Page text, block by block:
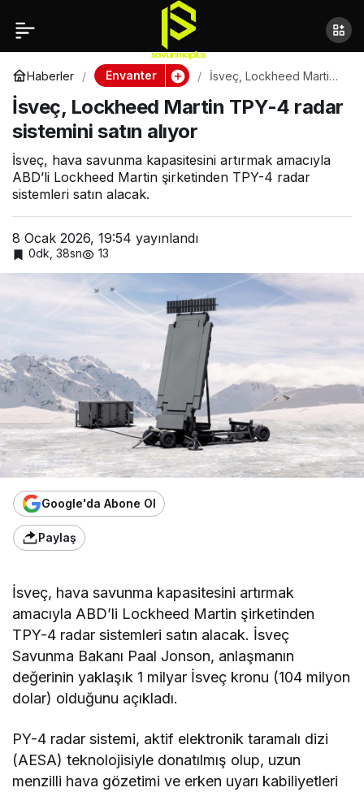
Haberler Envanter
İsveç, Lockheed Martin
satın alıyor
İsveç, Lockheed Martin TPY-4 radar
sistemini satın alıyor
İsveç, hava savunma kapasitesini artırmak amacıyla
ABD’li Lockheed Martin şirketinden TPY-4 radar
sistemleri satın alacak.
8 Ocak 2026, 19:54 yayınlandı
0dk, 38sn 13
Google'da Abone Ol
Paylaş
İsveç, hava savunma kapasitesini artırmak
amacıyla ABD’li Lockheed Martin şirketinden
TPY-4 radar sistemleri satın alacak. İsveç
Savunma Bakanı Paal Jonson, anlaşmanın
değerinin yaklaşık 1 milyar İsveç kronu (104 milyon
dolar) olduğunu açıkladı.
PY-4 radar sistemi, aktif elektronik taramalı dizi
(AESA) teknolojisiyle donatılmış olup, uzun
menzilli hava gözetimi ve erken uyarı kabiliyetleri
İsveç, Lockheed Martin
TPY-4 radar sistemini
satın alıyor